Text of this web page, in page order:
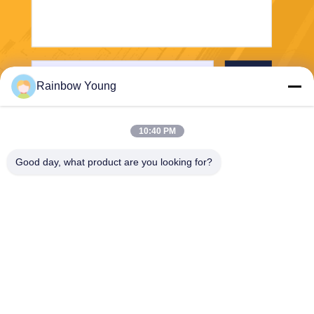
Rainbow Young
10:40 PM
Good day, what product are you looking for?